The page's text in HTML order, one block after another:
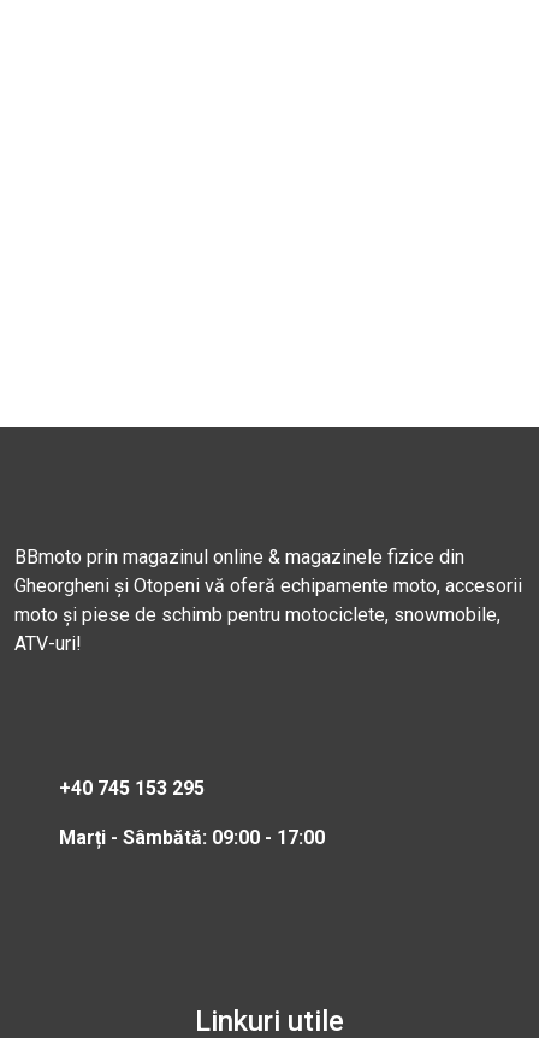
BBmoto prin magazinul online & magazinele fizice din
Gheorgheni și Otopeni vă oferă echipamente moto, accesorii
moto și piese de schimb pentru motociclete, snowmobile,
ATV-uri!
+40 745 153 295
Marți - Sâmbătă: 09:00 - 17:00
Linkuri utile